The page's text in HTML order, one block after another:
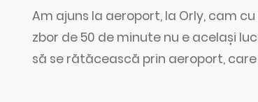
Am ajuns la aeroport, la Orly, cam
zbor de 50 de minute nu e același
să se rătăcească prin aeroport,